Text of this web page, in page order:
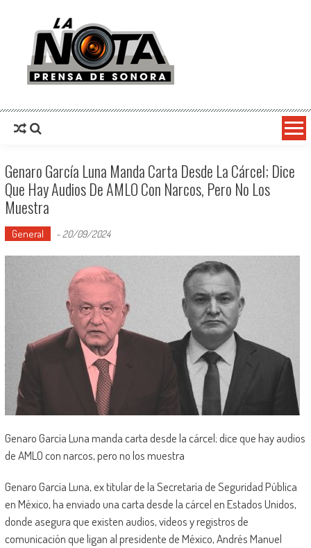
La Nota Prensa De Sonora
Genaro García Luna Manda Carta Desde La Cárcel; Dice
Que Hay Audios De AMLO Con Narcos, Pero No Los
Muestra
General - 20/09/2024
Genaro García Luna manda carta desde la cárcel; dice que hay audios
de AMLO con narcos, pero no los muestra
Genaro García Luna, ex titular de la Secretaría de Seguridad Pública
en México, ha enviado una carta desde la cárcel en Estados Unidos,
donde asegura que existen audios, videos y registros de
comunicación que ligan al presidente de México, Andrés Manuel